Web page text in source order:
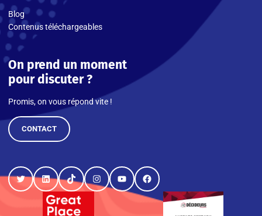
Blog
Contenus téléchargeables
On prend un moment
pour discuter ?
Promis, on vous répond vite !
CONTACT
TwitterLinkedInTikTokInstagram
YouTubeFacebook